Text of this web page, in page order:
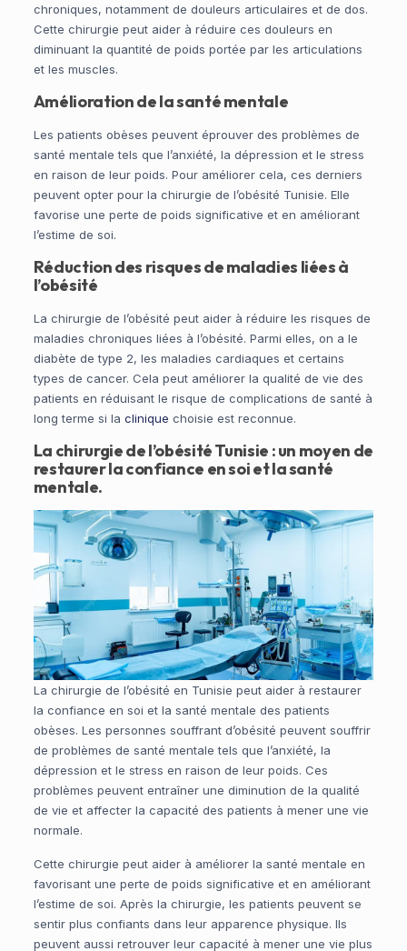
chroniques, notamment de douleurs articulaires et de dos.
Cette chirurgie peut aider à réduire ces douleurs en
diminuant la quantité de poids portée par les articulations
et les muscles.
Amélioration de la santé mentale
Les patients obèses peuvent éprouver des problèmes de
santé mentale tels que l’anxiété, la dépression et le stress
en raison de leur poids. Pour améliorer cela, ces derniers
peuvent opter pour la chirurgie de l’obésité Tunisie. Elle
favorise une perte de poids significative et en améliorant
l’estime de soi.
Réduction des risques de maladies liées à
l’obésité
La chirurgie de l’obésité peut aider à réduire les risques de
maladies chroniques liées à l’obésité. Parmi elles, on a le
diabète de type 2, les maladies cardiaques et certains
types de cancer. Cela peut améliorer la qualité de vie des
patients en réduisant le risque de complications de santé à
long terme si la clinique choisie est reconnue.
La chirurgie de l’obésité Tunisie : un moyen de
restaurer la confiance en soi et la santé
mentale.
La chirurgie de l’obésité en Tunisie peut aider à restaurer
la confiance en soi et la santé mentale des patients
obèses. Les personnes souffrant d’obésité peuvent souffrir
de problèmes de santé mentale tels que l’anxiété, la
dépression et le stress en raison de leur poids. Ces
problèmes peuvent entraîner une diminution de la qualité
de vie et affecter la capacité des patients à mener une vie
normale.
Cette chirurgie peut aider à améliorer la santé mentale en
favorisant une perte de poids significative et en améliorant
l’estime de soi. Après la chirurgie, les patients peuvent se
sentir plus confiants dans leur apparence physique. Ils
peuvent aussi retrouver leur capacité à mener une vie plus